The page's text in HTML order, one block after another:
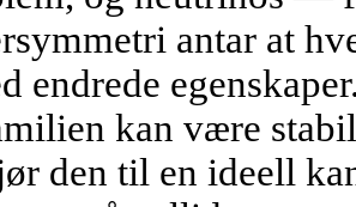
antar at
endrede
kan være
den til en ideell